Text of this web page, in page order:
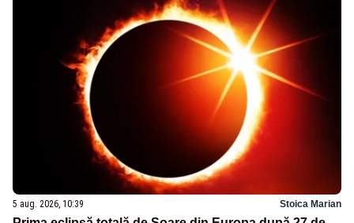
5 aug. 2026, 10:39 Stoica Marian